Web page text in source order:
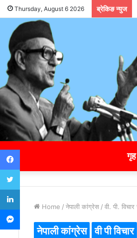
Thursday, August 6 2026 ब्रेकिङ न्युज
गृह
Home / नेपाली कांग्रेस / वी. पी.
नेपाली कांग्रेस वी पी विचार
Facebook
Twitter
LinkedIn
Messenger